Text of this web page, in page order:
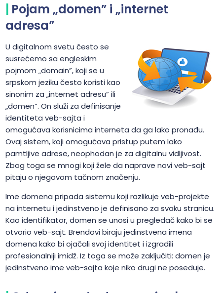
Pojam „domen” i „internet
adresa”
U digitalnom svetu često se
susrećemo sa engleskim
pojmom „domain”, koji se u
srpskom jeziku često koristi kao
sinonim za „internet adresu” ili
„domen”. On služi za definisanje
identiteta veb-sajta i
omogućava korisnicima interneta da ga lako pronađu.
Ovaj sistem, koji omogućava pristup putem lako
pamtljive adrese, neophodan je za digitalnu vidljivost.
Zbog toga se mnogi koji žele da naprave novi veb-sajt
pitaju o njegovom tačnom značenju.
Ime domena pripada sistemu koji razlikuje veb-projekte
na internetu i jedinstveno je definisano za svaku stranicu.
Kao identifikator, domen se unosi u pregledač kako bi se
otvorio veb-sajt. Brendovi biraju jedinstvena imena
domena kako bi ojačali svoj identitet i izgradili
profesionalniji imidž. Iz toga se može zaključiti: domen je
jedinstveno ime veb-sajta koje niko drugi ne poseduje.